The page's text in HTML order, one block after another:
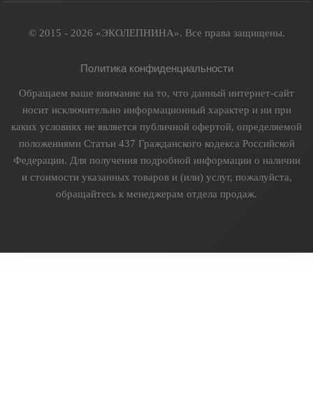
© 2015 - 2026 «ЭКОЛЕПНИНА». Все права защищены.
Политика конфиденциальности
Обращаем ваше внимание на то, что данный интернет-сайт
носит исключительно информационный характер и ни при
каких условиях не является публичной офертой, определяемой
положениями Статьи 437 Гражданского кодекса Российской
Федерации. Для получения подробной информации о наличии
и стоимости указанных товаров и (или) услуг, пожалуйста,
обращайтесь к менеджерам отдела продаж.